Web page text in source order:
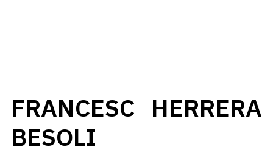
FRANCESC HERRERA
BESOLI